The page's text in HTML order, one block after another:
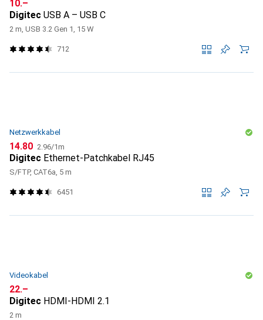
CHF
10.–
Digitec USB A – USB C
2 m, USB 3.2 Gen 1, 15 W
712
Netzwerkkabel
CHF
14.80 CHF
2.96/1m
Digitec Ethernet-Patchkabel RJ45
S/FTP, CAT6a, 5 m
6451
Videokabel
CHF
22.–
Digitec HDMI-HDMI 2.1
2 m